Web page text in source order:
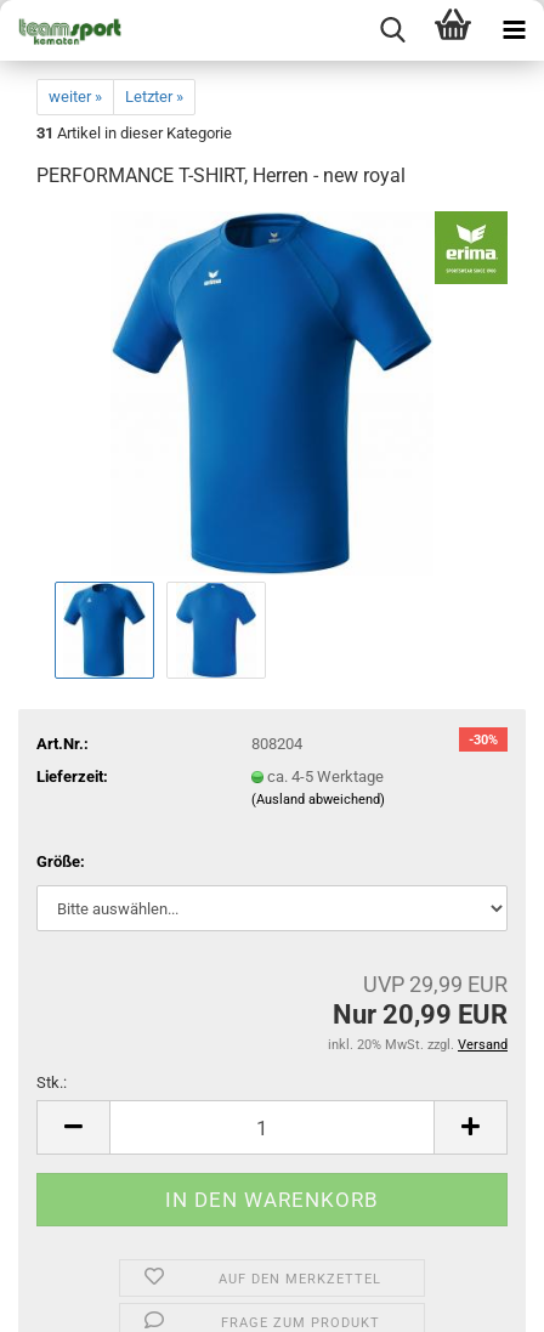
weiter »
Letzter »
31 Artikel in dieser Kategorie
PERFORMANCE T-SHIRT, Herren - new royal
-30%
Art.Nr.:
808204
Lieferzeit:
ca. 4-5 Werktage
(Ausland abweichend)
Größe:
UVP 29,99 EUR
Nur 20,99 EUR
inkl. 20% MwSt. zzgl. Versand
Stk.:
AUF DEN MERKZETTEL
FRAGE ZUM PRODUKT